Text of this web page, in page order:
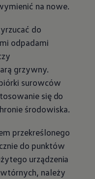
na nowe.
do
odpadami
grzywny.
surowców
się do
środowiska.
przekreślonego
do punktów
urządzenia
należy